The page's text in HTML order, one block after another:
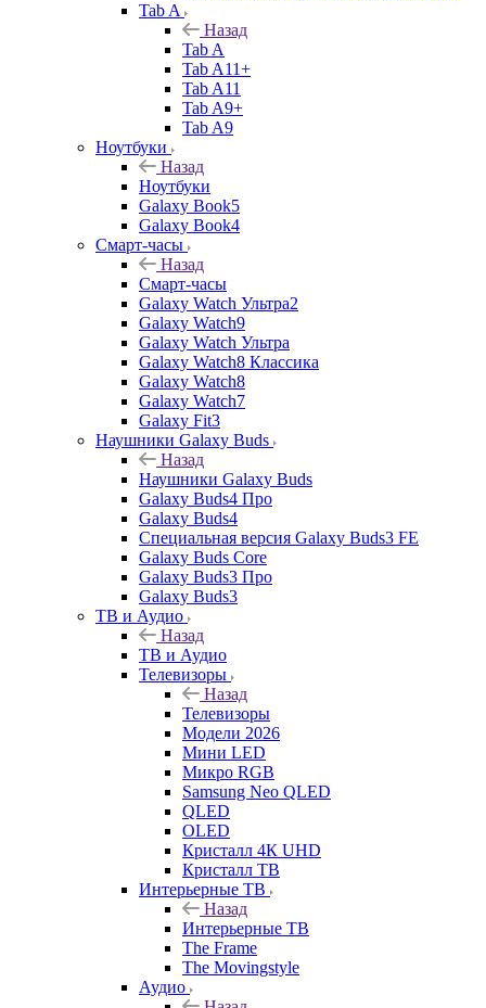
Tab A
Назад
Tab A
Tab A11+
Tab A11
Tab A9+
Tab A9
Ноутбуки
Назад
Ноутбуки
Galaxy Book5
Galaxy Book4
Смарт-часы
Назад
Смарт-часы
Galaxy Watch Ультра2
Galaxy Watch9
Galaxy Watch Ультра
Galaxy Watch8 Классика
Galaxy Watch8
Galaxy Watch7
Galaxy Fit3
Наушники Galaxy Buds
Назад
Наушники Galaxy Buds
Galaxy Buds4 Про
Galaxy Buds4
Специальная версия Galaxy Buds3 FE
Galaxy Buds Core
Galaxy Buds3 Про
Galaxy Buds3
ТВ и Аудио
Назад
ТВ и Аудио
Телевизоры
Назад
Телевизоры
Модели 2026
Мини LED
Микро RGB
Samsung Neo QLED
QLED
OLED
Кристалл 4К UHD
Кристалл ТВ
Интерьерные ТВ
Назад
Интерьерные ТВ
The Frame
The Movingstyle
Аудио